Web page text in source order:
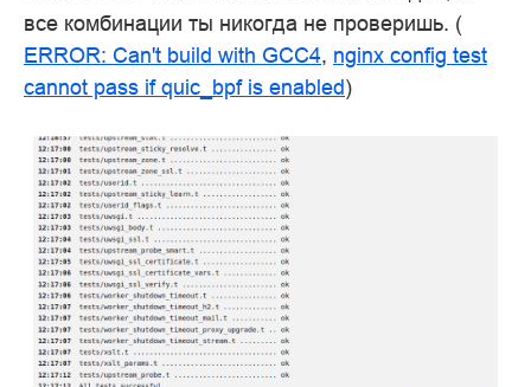
все комбинации ты никогда не проверишь. (
ERROR: Can't build with GCC4, nginx config test
cannot pass if quic_bpf is enabled)